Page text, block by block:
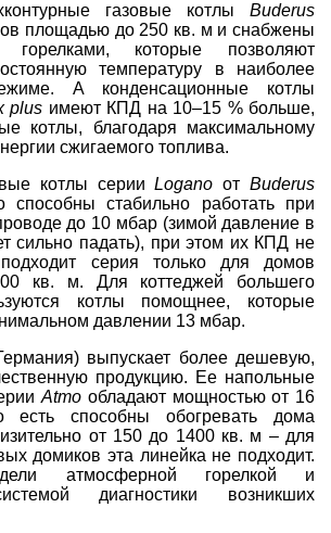
газовые котлы Buderus
площадью до 250 кв. м и снабжены
горелками, которые позволяют
температуру в наиболее
А конденсационные котлы
plus имеют КПД на 10–15 % больше,
котлы, благодаря максимальному
сжигаемого топлива.
котлы серииLogano отBuderus
способны стабильно работать при
до 10 мбар (зимой давление в
сильно падать), при этом их КПД не
серия только для домов
кв. м. Для коттеджей большего
котлы помощнее, которые
давлении 13 мбар.
выпускает более дешевую,
продукцию. Ее напольные
Atmo обладают мощностью от 16
способны обогревать дома
от 150 до 1400 кв. м – для
домиков эта линейка не подходит.
атмосферной горелкой и
диагностики возникших